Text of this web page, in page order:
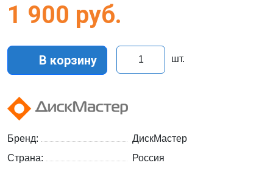
1 900 руб.
В корзину шт.
Бренд:
ДискМастер
Страна:
Россия